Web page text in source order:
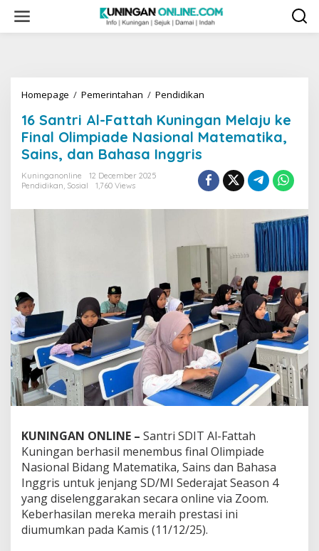
content
Homepage / Pemerintahan / Pendidikan
Al-
Fattah
Kuningan
ke
Final
Nasional
Matematika,
dan
Bahasa
Inggris
16 Santri Al-Fattah Kuningan Melaju ke
Final Olimpiade Nasional Matematika,
Sains, dan Bahasa Inggris
Kuninganonline
12 December 2025
Pendidikan, Sosial 1,760 Views
KUNINGAN ONLINE – Santri SDIT Al-Fattah
Kuningan berhasil menembus final Olimpiade
Nasional Bidang Matematika, Sains dan Bahasa
Inggris untuk jenjang SD/MI Sederajat Season 4
yang diselenggarakan secara online via Zoom.
Keberhasilan mereka meraih prestasi ini
diumumkan pada Kamis (11/12/25).